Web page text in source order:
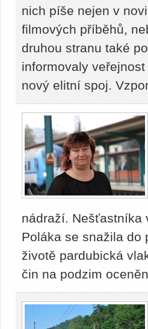
nich píše nejen v
filmových příběhů,
druhou stranu také
informovaly
nový elitní spoj.
nádraží. Nešťastníka
Poláka se snažila do
životě pardubická
čin na podzim